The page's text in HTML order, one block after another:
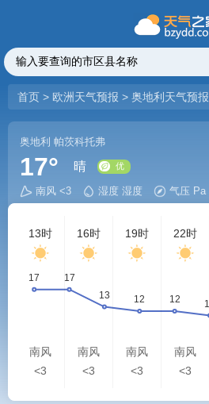
首页 > 欧洲天气预报 > 奥地利天气预报
奥地利 帕茨科托弗
17° 晴
南风 <3 湿度 湿度 气压 Pa
13时
南风
<3
16时
南风
<3
19时
南风
<3
22时
南风
<3